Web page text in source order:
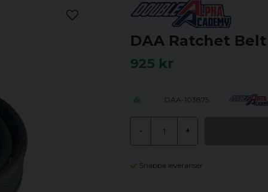
DAA Ratchet Belt
925 kr
DAA-103875
- +
Snabba leveranser